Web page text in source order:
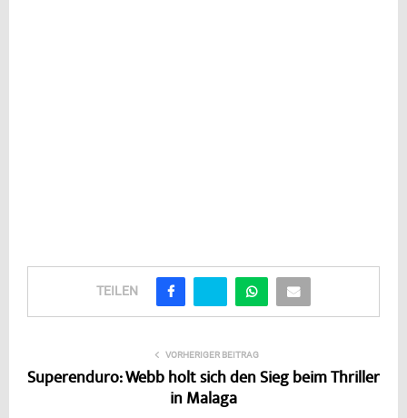
TEILEN
VORHERIGER BEITRAG
Superenduro: Webb holt sich den Sieg beim Thriller
in Malaga